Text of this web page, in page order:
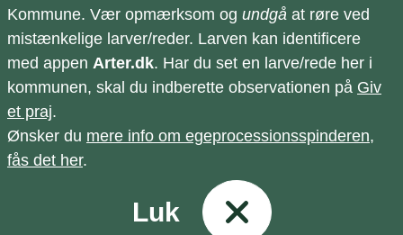
Kommune. Vær opmærksom og undgå at røre ved
mistænkelige larver/reder. Larven kan identificere
med appen Arter.dk. Har du set en larve/rede her i
kommunen, skal du indberette observationen på Giv
et praj.
Ønsker du mere info om egeprocessionsspinderen,
fås det her.
Luk